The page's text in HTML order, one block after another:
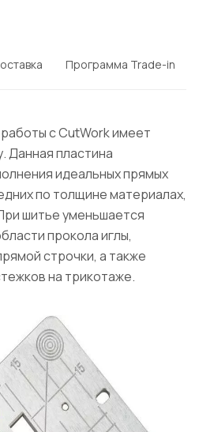
Программа Trade-in
с CutWork имеет
Данная пластина
идеальных прямых
по толщине материалах,
шитье уменьшается
прокола иглы,
строчки, а также
на трикотаже.